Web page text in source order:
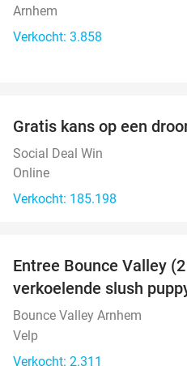
Arnhem
Verkocht: 3.858
Gratis kans op een
Social Deal Win
Online
Verkocht: 185.198
Entree Bounce Valley
verkoelende slush
Bounce Valley Arnhem
Velp
Verkocht: 2.311